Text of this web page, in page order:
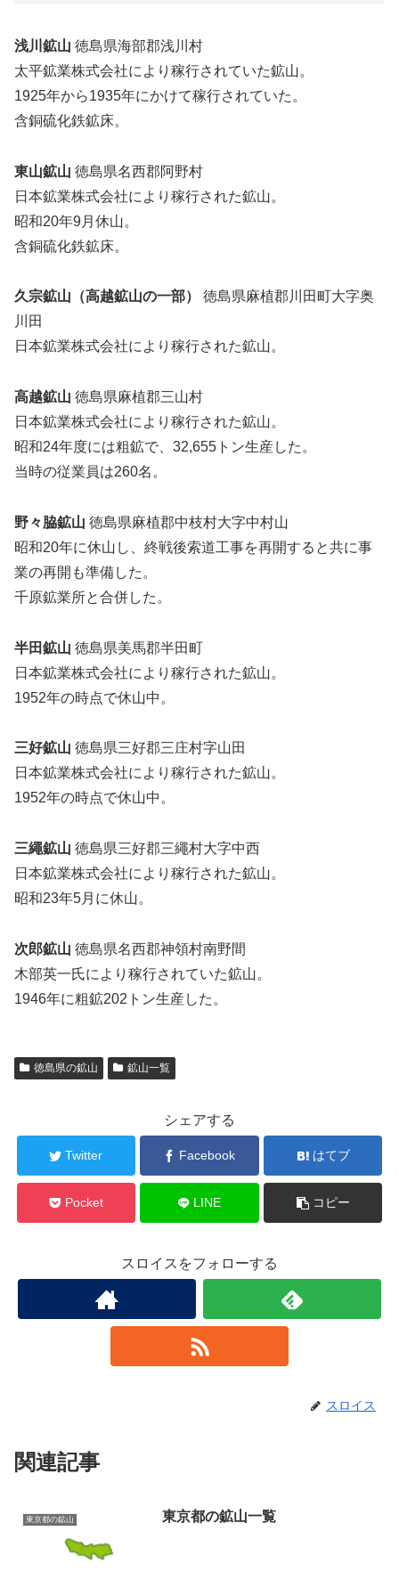
浅川鉱山 徳島県海部郡浅川村
太平鉱業株式会社により稼行されていた鉱山。
1925年から1935年にかけて稼行されていた。
含銅硫化鉄鉱床。
東山鉱山 徳島県名西郡阿野村
日本鉱業株式会社により稼行された鉱山。
昭和20年9月休山。
含銅硫化鉄鉱床。
久宗鉱山（高越鉱山の一部）
徳島県麻植郡川田町大字奥
川田
日本鉱業株式会社により稼行された鉱山。
高越鉱山 徳島県麻植郡三山村
日本鉱業株式会社により稼行された鉱山。
昭和24年度には粗鉱で、32,655トン生産した。
当時の従業員は260名。
野々脇鉱山 徳島県麻植郡中枝村大字中村山
昭和20年に休山し、終戦後索道工事を再開すると共に事
業の再開も準備した。
千原鉱業所と合併した。
半󠄁田鉱山 徳島県美馬郡半󠄁田町
日本鉱業株式会社により稼行された鉱山。
1952年の時点で休山中。
三好鉱山 徳島県三好郡三庄村字山田
日本鉱業株式会社により稼行された鉱山。
1952年の時点で休山中。
三繩鉱山 徳島県三好郡三繩村大字中西
日本鉱業株式会社により稼行された鉱山。
昭和23年5月に休山。
次郎鉱山 徳島県名西郡神領村南野間
木部英一氏により稼行されていた鉱山。
1946年に粗鉱202トン生産した。
徳島県の鉱山 鉱山一覧
シェアする
Twitter Facebook はてブ
Pocket LINE コピー
スロイスをフォローする
スロイス
関連記事
東京都の鉱山 東京都の鉱山一覧